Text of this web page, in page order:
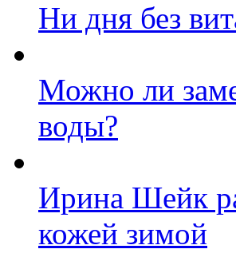
Ни дня без
Можно ли
воды?
Ирина Шейк
кожей зимой